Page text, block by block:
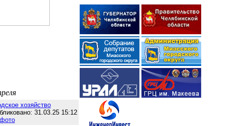
хозяйство
31.03.25 15:12
фото